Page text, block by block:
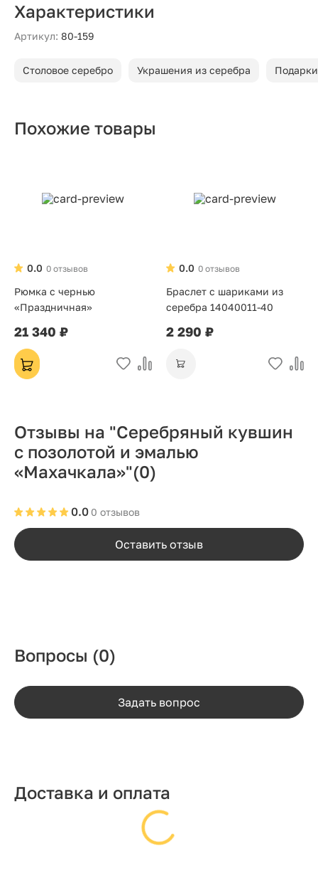
Характеристики
Артикул: 80-159
Столовое серебро Украшения из серебра
Похожие товары
0 отзывов
0.0
Рюмка с чернью
«Праздничная»
21 340 ₽
0 отзывов
0.0
Браслет с шариками из
серебра 14040011-40
2 290 ₽
Отзывы на "Серебряный кувшин
с позолотой и эмалью
«Махачкала»"(0)
0 отзывов
0.0
Оставить отзыв
Вопросы (0)
Задать вопрос
Доставка и оплата